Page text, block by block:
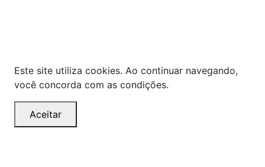
Este site utiliza cookies. Ao continuar navegando,
você concorda com as condições.
Aceitar